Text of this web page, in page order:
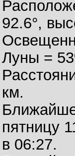
92.6°,
Луны =
км.
пятницу
в 06:27.